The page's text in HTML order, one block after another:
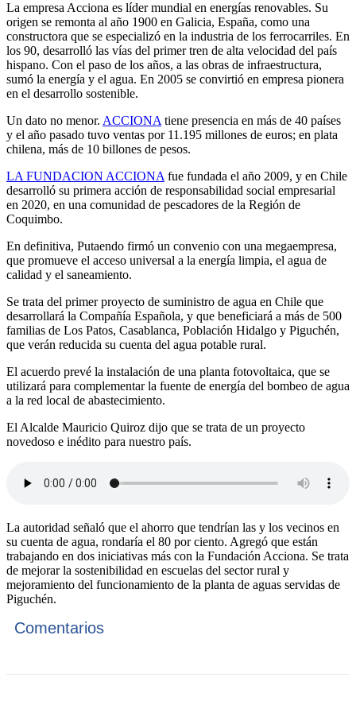
La empresa Acciona es líder mundial en energías renovables. Su
origen se remonta al año 1900 en Galicia, España, como una
constructora que se especializó en la industria de los ferrocarriles. En
los 90, desarrolló las vías del primer tren de alta velocidad del país
hispano. Con el paso de los años, a las obras de infraestructura,
sumó la energía y el agua. En 2005 se convirtió en empresa pionera
en el desarrollo sostenible.
Un dato no menor. ACCIONA tiene presencia en más de 40 países
y el año pasado tuvo ventas por 11.195 millones de euros; en plata
chilena, más de 10 billones de pesos.
LA FUNDACION ACCIONA fue fundada el año 2009, y en Chile
desarrolló su primera acción de responsabilidad social empresarial
en 2020, en una comunidad de pescadores de la Región de
Coquimbo.
En definitiva, Putaendo firmó un convenio con una megaempresa,
que promueve el acceso universal a la energía limpia, el agua de
calidad y el saneamiento.
Se trata del primer proyecto de suministro de agua en Chile que
desarrollará la Compañía Española, y que beneficiará a más de 500
familias de Los Patos, Casablanca, Población Hidalgo y Piguchén,
que verán reducida su cuenta del agua potable rural.
El acuerdo prevé la instalación de una planta fotovoltaica, que se
utilizará para complementar la fuente de energía del bombeo de agua
a la red local de abastecimiento.
El Alcalde Mauricio Quiroz dijo que se trata de un proyecto
novedoso e inédito para nuestro país.
La autoridad señaló que el ahorro que tendrían las y los vecinos en
su cuenta de agua, rondaría el 80 por ciento. Agregó que están
trabajando en dos iniciativas más con la Fundación Acciona. Se trata
de mejorar la sostenibilidad en escuelas del sector rural y
mejoramiento del funcionamiento de la planta de aguas servidas de
Piguchén.
Comentarios